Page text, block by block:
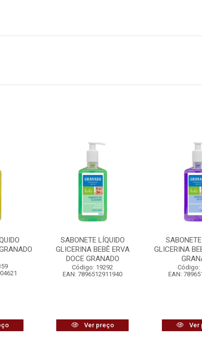
SABONETE LÍQUIDO
GLICERINA BEBÊ ERVA
DOCE GRANADO
Código: 19292
EAN: 7896512911940
Ver preço
GLICERINA
Código:
EAN:
Ver